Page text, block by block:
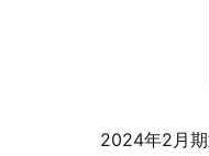
2024年2月